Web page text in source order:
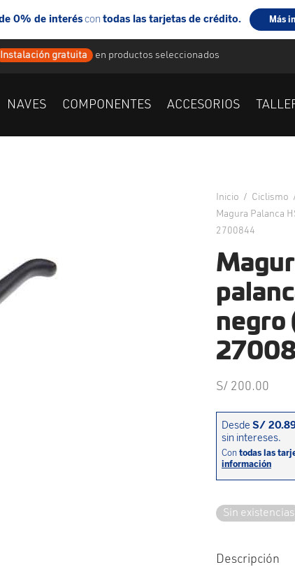
Instalación gratuita en productos seleccionados
NAVES COMPONENTES ACCESORIOS
Inicio / Ciclismo
Magura Palanca
2700844
negro
S/ 200.00
Sin existencias
Descripción